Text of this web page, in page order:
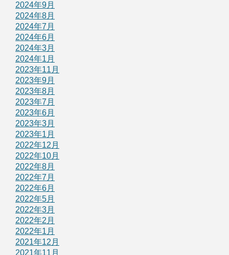
2024年9月
2024年8月
2024年7月
2024年6月
2024年3月
2024年1月
2023年11月
2023年9月
2023年8月
2023年7月
2023年6月
2023年3月
2023年1月
2022年12月
2022年10月
2022年8月
2022年7月
2022年6月
2022年5月
2022年3月
2022年2月
2022年1月
2021年12月
2021年11月